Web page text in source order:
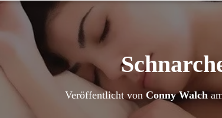
Veröffentlicht von Conny Walch